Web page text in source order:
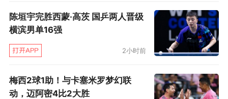
陈垣宇完胜西蒙·高茨 国乒两人晋级
横滨男单16强
2小时前
梅西2球1助！与卡塞米罗梦幻联
动，迈阿密4比2大胜